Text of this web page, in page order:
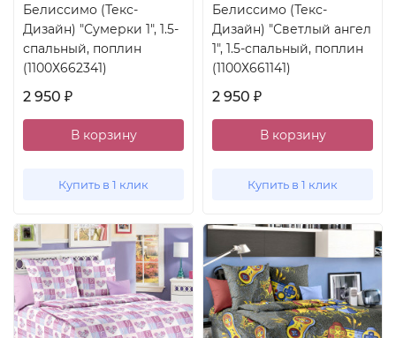
Белиссимо (Текс-
Дизайн) "Сумерки 1", 1.5-
спальный, поплин
(1100Х662341)
2 950 ₽
В корзину
Купить в 1 клик
Белиссимо (Текс-
Дизайн) "Светлый ангел
1", 1.5-спальный, поплин
(1100Х661141)
2 950 ₽
В корзину
Купить в 1 клик